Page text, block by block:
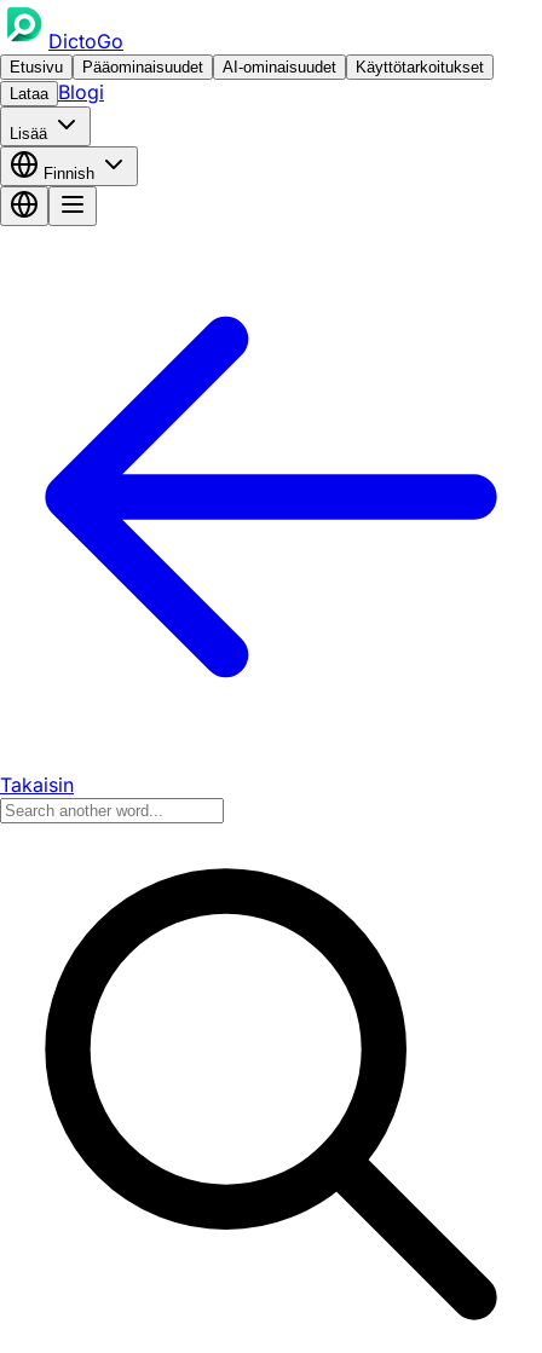
DictoGo
Etusivu Pääominaisuudet AI-ominaisuudet
Käyttötarkoitukset
Lataa Blogi
Lisää
Finnish
Takaisin